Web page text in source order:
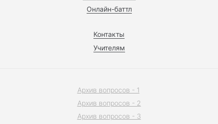
Онлайн-баттл
Контакты
Учителям
Архив вопросов - 1
Архив вопросов - 2
Архив вопросов - 3